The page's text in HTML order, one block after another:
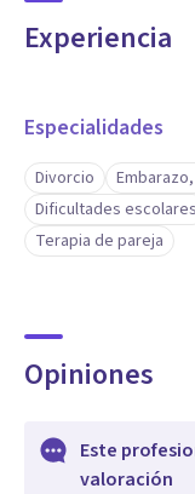
Experiencia
Especialidades
Divorcio
Dificultades escolares
Terapia de pareja
Opiniones
Este
valoración